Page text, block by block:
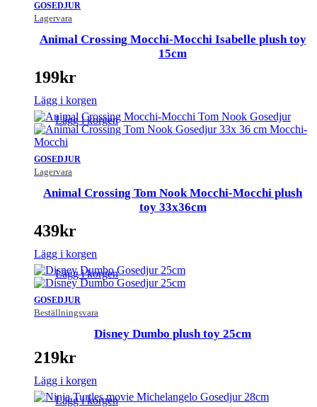
GOSEDJUR
Lagervara
Animal Crossing Mocchi-Mocchi Isabelle plush toy
15cm
199kr
Lägg i korgen
GOSEDJUR
Lagervara
Lägg i korgen
Animal Crossing Tom Nook Mocchi-Mocchi plush
toy 33x36cm
439kr
Lägg i korgen
GOSEDJUR
Beställningsvara
Lägg i korgen
Disney Dumbo plush toy 25cm
219kr
Lägg i korgen
Lägg i korgen